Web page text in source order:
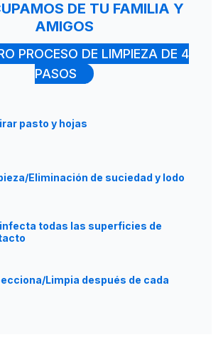
DE TU FAMILIA Y
AMIGOS
PROCESO DE LIMPIEZA DE 4
PASOS
pasto y hojas
Eliminación de suciedad y lodo
todas las superficies de
Limpia después de cada